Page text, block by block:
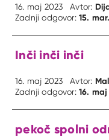
16. maj 2023 Avtor:
Zadnji odgovor:15.
Inči inči inči
16. maj 2023 Avtor:
Zadnji odgovor:16.
pekoč spolni